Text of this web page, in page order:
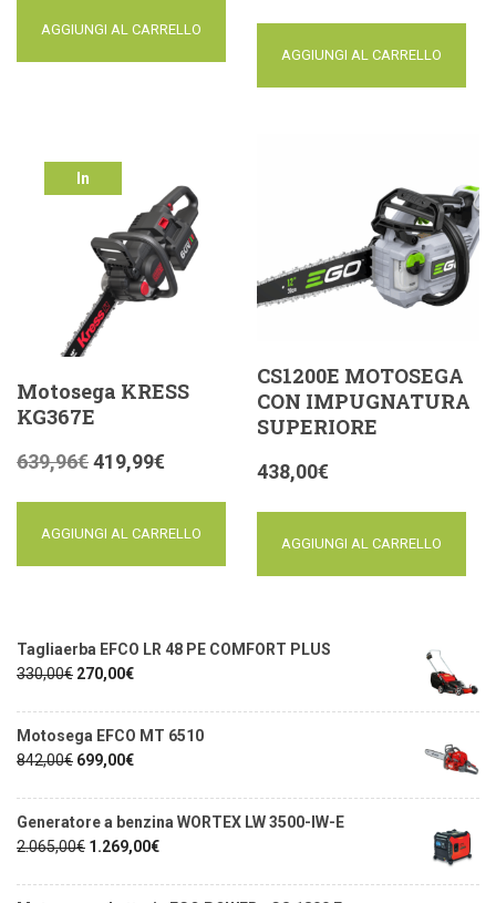
AGGIUNGI AL CARRELLO
AGGIUNGI AL CARRELLO
In
Motosega KRESS
KG367E
639,96€419,99€
AGGIUNGI AL CARRELLO
CS1200E MOTOSEGA
CON IMPUGNATURA
SUPERIORE
438,00€
AGGIUNGI AL CARRELLO
Tagliaerba EFCO LR 48 PE COMFORT PLUS
330,00€ 270,00€
Motosega EFCO MT 6510
842,00€ 699,00€
Generatore a benzina WORTEX LW 3500-IW-E
2.065,00€ 1.269,00€